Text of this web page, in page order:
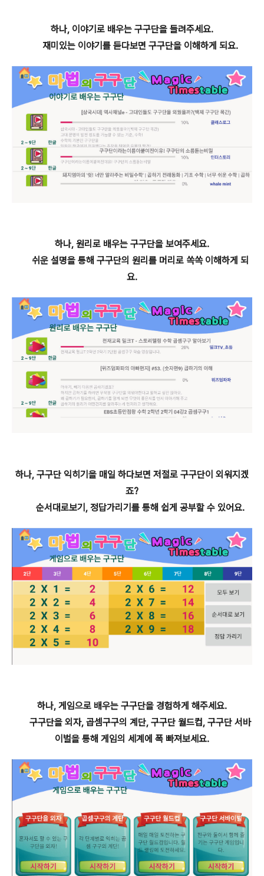
하나, 이야기로 배우는 구구단을 들려주세요.
재미있는 이야기를 듣다보면 구구단을 이해하게 되요.
하나, 원리로 배우는 구구단을 보여주세요.
쉬운 설명을 통해 구구단의 원리를 머리로 쏙쏙 이해하게 되
요.
하나, 구구단 익히기을 매일 하다보면 저절로 구구단이 외워지겠
죠?
순서대로보기, 정답가리기를 통해 쉽게 공부할 수 있어요.
하나, 게임으로 배우는 구구단을 경험하게 해주세요.
구구단을 외자, 곱셈구구의 계단, 구구단 월드컵, 구구단 서바
이벌을 통해 게임의 세계에 폭 빠져보세요.